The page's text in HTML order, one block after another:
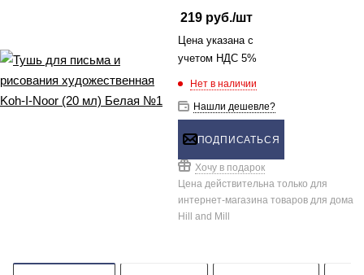
219руб./шт
Цена указана с
учетом НДС 5%
Нет в наличии
Нашли дешевле?
ПОДПИСАТЬСЯ
Хочу в подарок
Цена действительна только для
интернет-магазина товаров для дома
Hill and Mill